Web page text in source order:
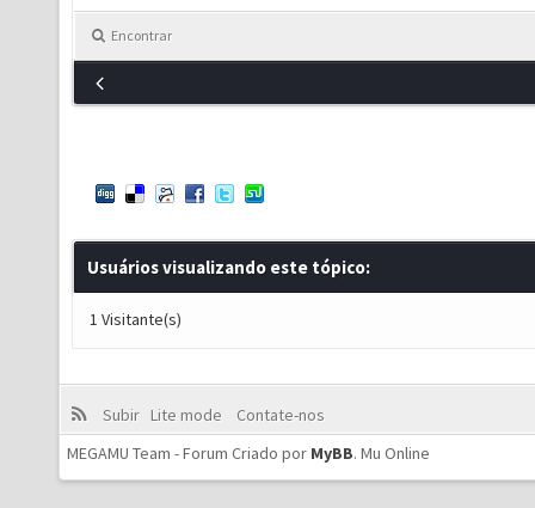
Encontrar
Usuários visualizando este tópico:
1 Visitante(s)
Subir Lite mode
Contate-nos
MEGAMU Team - Forum Criado por MyBB. Mu Online